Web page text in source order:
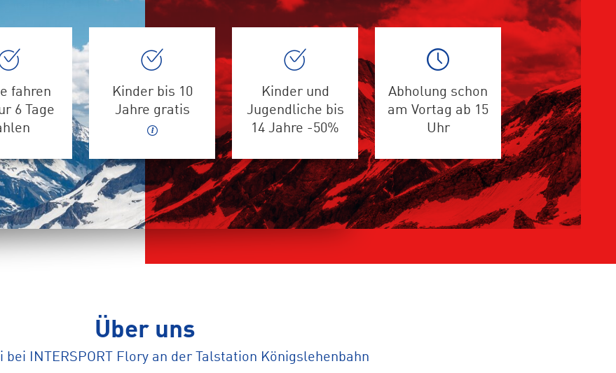
fahren
6 Tage
Kinder bis 10
Jahre gratis
Kinder und
Jugendliche bis
14 Jahre -50%
Abholung schon
am Vortag ab 15
Uhr
Über uns
bei INTERSPORT Flory an der Talstation Königslehenbahn